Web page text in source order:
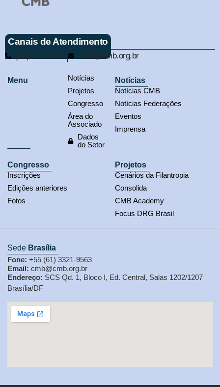
Canais de Atendimento
(61) 3321-9563 cmb@cmb.org.br
Menu
Notícias
Projetos
Congresso
Área do
Associado
Dados
do Setor
Notícias
Notícias CMB
Notícias Federações
Eventos
Imprensa
Congresso
Inscrições
Edições anteriores
Fotos
Projetos
Cenários da Filantropia
Consolida
CMB Academy
Focus DRG Brasil
Sede Brasília
Fone: +55 (61) 3321-9563
Email: cmb@cmb.org.br
Endereço: SCS Qd. 1, Bloco I, Ed. Central, Salas 1202/1207
Brasília/DF